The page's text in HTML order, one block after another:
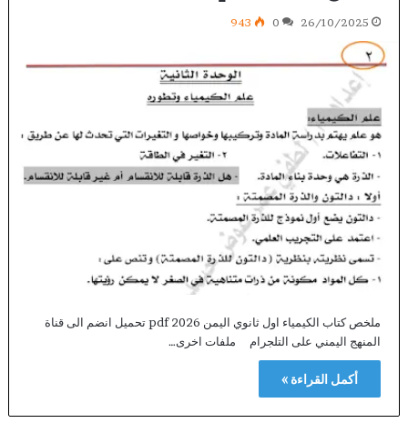
26/10/2025
0
943
ملخص كتاب الكيمياء اول ثانوي اليمن 2026 pdf تحميل انضم الى قناة
المنهج اليمني على التلجرام ملفات اخرى…
أكمل القراءة »